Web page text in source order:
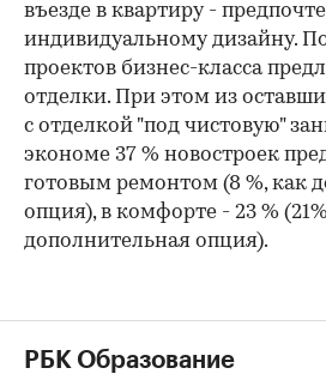
въезде в квартиру -
индивидуальному дизайну.
проектов бизнес-класса
отделки. При этом из
с отделкой "под чистовую"
экономе 37 % новостроек
готовым ремонтом (8 %, как
опция), в комфорте - 23 %
дополнительная опция).
РБК Образование